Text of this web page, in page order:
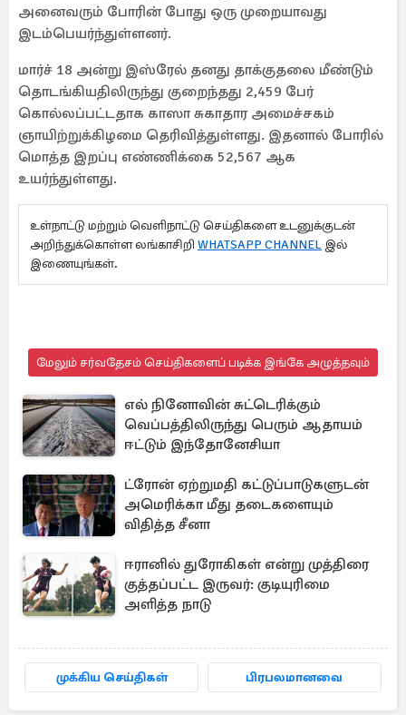
அனைவரும் போரின் போது ஒரு முறையாவது
இடம்பெயர்ந்துள்ளனர்.
மார்ச் 18 அன்று இஸ்ரேல் தனது தாக்குதலை மீண்டும்
தொடங்கியதிலிருந்து குறைந்தது 2,459 பேர்
கொல்லப்பட்டதாக காஸா சுகாதார அமைச்சகம்
ஞாயிற்றுக்கிழமை தெரிவித்துள்ளது. இதனால் போரில்
மொத்த இறப்பு எண்ணிக்கை 52,567 ஆக
உயர்ந்துள்ளது.
உள்நாட்டு மற்றும் வெளிநாட்டு செய்திகளை உடனுக்குடன்
அறிந்துக்கொள்ள லங்காசிறி WHATSAPP CHANNEL இல்
இணையுங்கள்.
மேலும் சர்வதேசம் செய்திகளைப் படிக்க இங்கே அழுத்தவும்
எல் நினோவின் சுட்டெரிக்கும்
வெப்பத்திலிருந்து பெரும் ஆதாயம்
ஈட்டும் இந்தோனேசியா
ட்ரோன் ஏற்றுமதி கட்டுப்பாடுகளுடன்
அமெரிக்கா மீது தடைகளையும்
விதித்த சீனா
ஈரானில் துரோகிகள் என்று முத்திரை
குத்தப்பட்ட இருவர்: குடியுரிமை
அளித்த நாடு
முக்கிய செய்திகள் பிரபலமானவை